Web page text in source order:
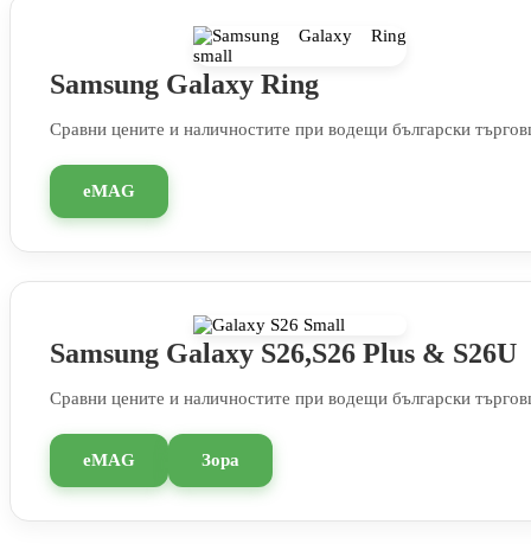
Samsung Galaxy Ring
Сравни цените и наличностите при водещи български
eMAG
Samsung Galaxy S26,S26 Plus & S26U
Сравни цените и наличностите при водещи български
eMAG Зора